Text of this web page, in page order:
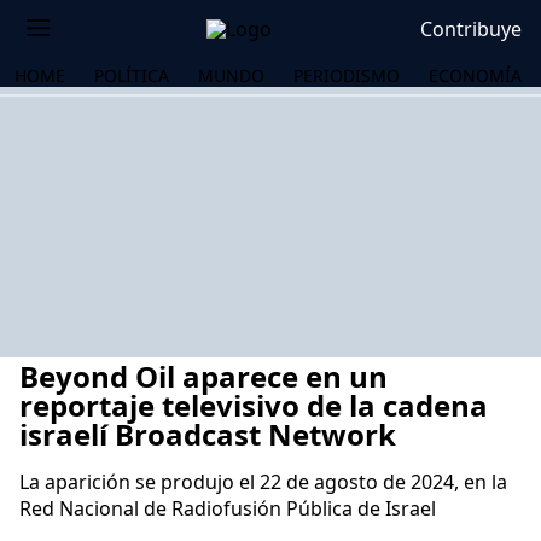
Contribuye
HOME POLÍTICA MUNDO PERIODISMO ECONOMÍA
Beyond Oil aparece en un
reportaje televisivo de la cadena
israelí Broadcast Network
La aparición se produjo el 22 de agosto de 2024, en la
Red Nacional de Radiofusión Pública de Israel